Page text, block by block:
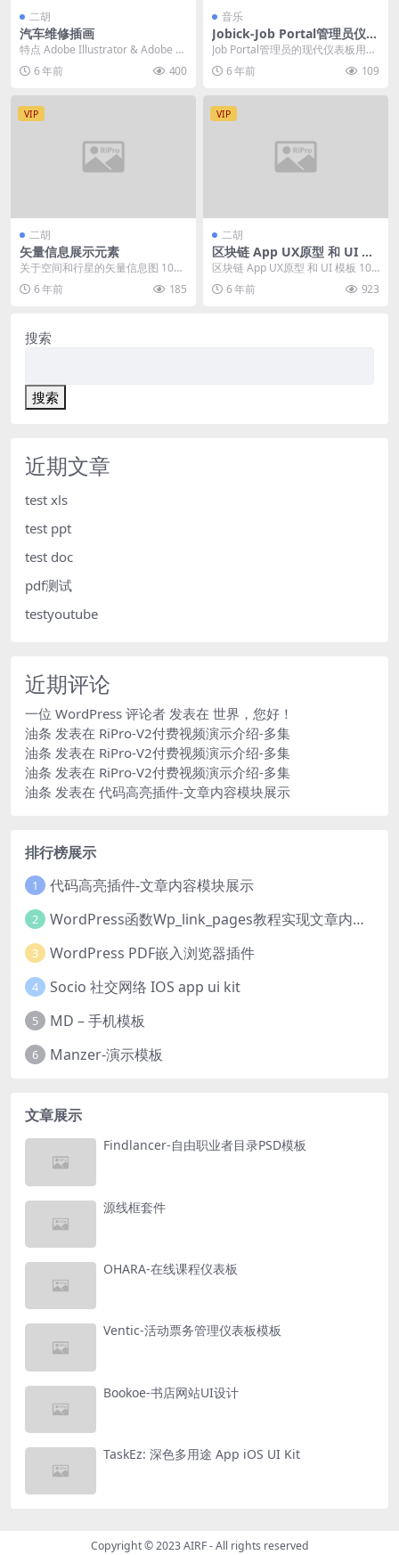
二胡
汽车维修插画
特点 Adobe Illustrator & Adobe P
hotosh...
6 年前 400
音乐
Jobick-Job Portal管理员仪表
板模板
Job Portal管理员的现代仪表板用户
界面设计模板。 该模板是工作门
户，招聘...
6 年前 109
VIP
二胡
矢量信息展示元素
关于空间和行星的矢量信息图 10
0% 矢量 完全可编辑矢量 分层 Zip
包含 ...
6 年前 185
VIP
二胡
区块链 App UX原型 和 UI 模
板
区块链 App UX原型 和 UI 模板 10
0% Vector 文件: 1 &...
6 年前 923
搜索
搜索
近期文章
test xls
test ppt
test doc
pdf测试
testyoutube
近期评论
一位 WordPress 评论者 发表在 世界，您好！
油条 发表在 RiPro-V2付费视频演示介绍-多集
油条 发表在 RiPro-V2付费视频演示介绍-多集
油条 发表在 RiPro-V2付费视频演示介绍-多集
油条 发表在 代码高亮插件-文章内容模块展示
排行榜展示
1 代码高亮插件-文章内容模块展示
2 WordPress函数Wp_link_pages教程实现文章内容分页
3 WordPress PDF嵌入浏览器插件
4 Socio 社交网络 IOS app ui kit
5 MD – 手机模板
6 Manzer-演示模板
文章展示
Findlancer-自由职业者目录PSD模板
源线框套件
OHARA-在线课程仪表板
Ventic-活动票务管理仪表板模板
Bookoe-书店网站UI设计
TaskEz: 深色多用途 App iOS UI Kit
Copyright © 2023AIRF- All rights reserved